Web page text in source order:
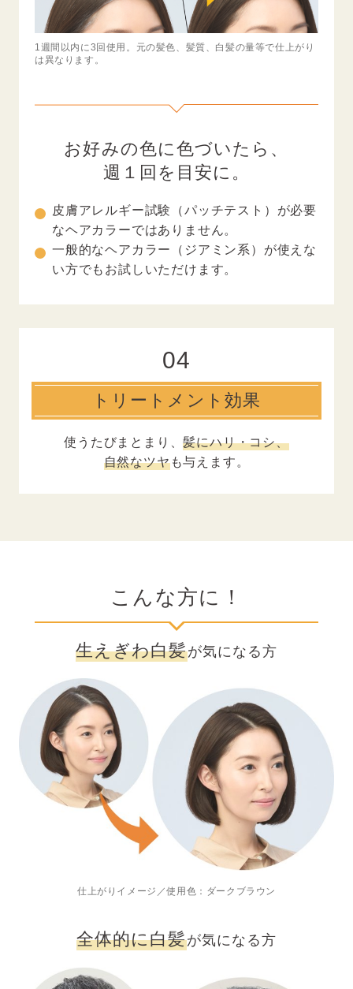
1週間以内に3回使用。元の髪色、髪質、白髪の量等で仕上がり
は異なります。
お好みの色に色づいたら、
週１回を目安に。
皮膚アレルギー試験（パッチテスト）が必要
なヘアカラーではありません。
一般的なヘアカラー（ジアミン系）が使えな
い方でもお試しいただけます。
04
トリートメント効果
使うたびまとまり、髪にハリ・コシ、
自然なツヤも与えます。
こんな方に！
生えぎわ白髪が気になる方
仕上がりイメージ／使用色：ダークブラウン
全体的に白髪が気になる方